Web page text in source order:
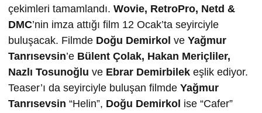
çekimleri tamamlandı. Wovie, RetroPro, Netd &
DMC’nin imza attığı film 12 Ocak’ta seyirciyle
buluşacak. Filmde Doğu Demirkol ve Yağmur
Tanrısevsin’e Bülent Çolak, Hakan Meriçliler,
Nazlı Tosunoğlu ve Ebrar Demirbilek eşlik ediyor.
Teaser’ı da seyirciyle buluşan filmde Yağmur
Tanrısevsin “Helin”, Doğu Demirkol ise “Cafer”